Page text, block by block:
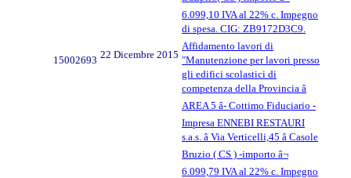
6.099,10 IVA al 22% c. Impegno
di spesa. CIG: ZB9172D3C9.
15002693 22 Dicembre 2015
Affidamento lavori di
"Manutenzione per lavori presso
gli edifici scolastici di
competenza della Provincia â
AREA 5 â- Cottimo Fiduciario -
Impresa ENNEBI RESTAURI
s.a.s. â Via Verticelli,45 â Casole
Bruzio ( CS ) -importo â¬
6.099,79 IVA al 22% c. Impegno